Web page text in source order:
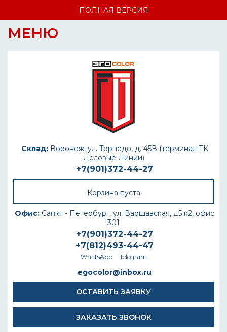
ПОЛНАЯ ВЕРСИЯ
МЕНЮ
Склад:Воронеж, ул. Торпедо, д. 45В (терминал ТК
Деловые Линии)
+7(901)372-44-27
Корзина пуста
Офис: Санкт - Петербург, ул. Варшавская, д5 к2, офис
301
+7(901)372-44-27
+7(812)493-44-47
WhatsApp Telegram
egocolor@inbox.ru
ОСТАВИТЬ ЗАЯВКУ
ЗАКАЗАТЬ ЗВОНОК